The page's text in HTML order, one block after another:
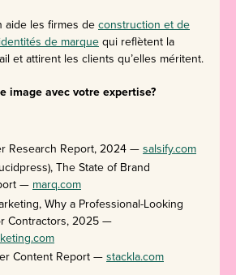
aide les firmes deconstruction et de
identités de marque qui reflètent la
et attirent les clients qu’elles méritent.
image avec votre expertise?
Research Report, 2024 — salsify.com
The State of Brand
— marq.com
Why a Professional-Looking
Contractors, 2025 —
Content Report — stackla.com